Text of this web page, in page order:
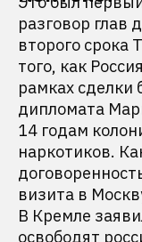
разговор глав
второго срока
того, как
рамках сделки
дипломата
14 годам
наркотиков.
визита в
В Кремле
освободят